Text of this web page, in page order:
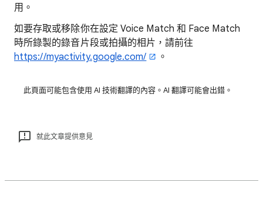
用。
如要存取或移除你在設定 Voice Match 和 Face Match
時所錄製的錄音片段或拍攝的相片，請前往
https://myactivity.google.com/
。
此頁面可能包含使用 AI 技術翻譯的內容。AI 翻譯可能會出錯。
就此文章提供意見